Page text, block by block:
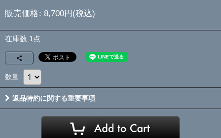
販売価格: 8,700円 (税込)
在庫数 1点
数量:
返品特約に関する重要事項